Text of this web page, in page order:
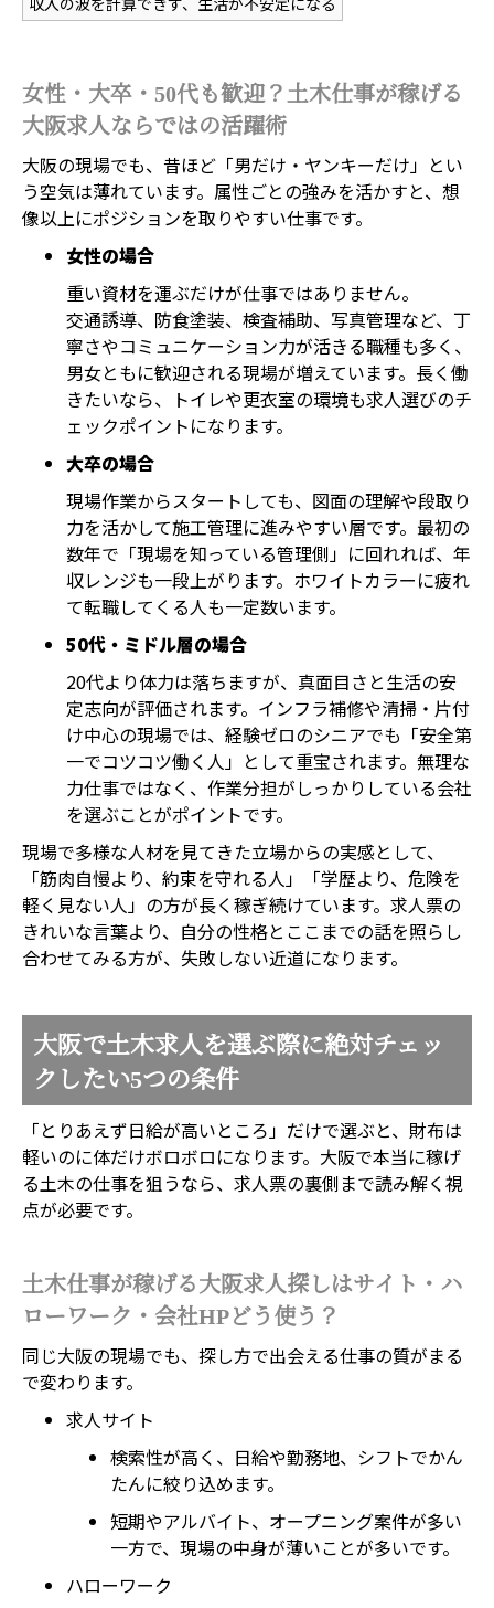
女性・大卒・50代も歓迎？土木仕事が稼げる
大阪求人ならではの活躍術
大阪の現場でも、昔ほど「男だけ・ヤンキーだけ」とい
う空気は薄れています。属性ごとの強みを活かすと、想
像以上にポジションを取りやすい仕事です。
女性の場合
重い資材を運ぶだけが仕事ではありません。
交通誘導、防食塗装、検査補助、写真管理など、丁
寧さやコミュニケーション力が活きる職種も多く、
男女ともに歓迎される現場が増えています。長く働
きたいなら、トイレや更衣室の環境も求人選びのチ
ェックポイントになります。
大卒の場合
現場作業からスタートしても、図面の理解や段取り
力を活かして施工管理に進みやすい層です。最初の
数年で「現場を知っている管理側」に回れれば、年
収レンジも一段上がります。ホワイトカラーに疲れ
て転職してくる人も一定数います。
50代・ミドル層の場合
20代より体力は落ちますが、真面目さと生活の安
定志向が評価されます。インフラ補修や清掃・片付
け中心の現場では、経験ゼロのシニアでも「安全第
一でコツコツ働く人」として重宝されます。無理な
力仕事ではなく、作業分担がしっかりしている会社
を選ぶことがポイントです。
現場で多様な人材を見てきた立場からの実感として、
「筋肉自慢より、約束を守れる人」「学歴より、危険を
軽く見ない人」の方が長く稼ぎ続けています。求人票の
きれいな言葉より、自分の性格とここまでの話を照らし
合わせてみる方が、失敗しない近道になります。
大阪で土木求人を選ぶ際に絶対チェッ
クしたい5つの条件
「とりあえず日給が高いところ」だけで選ぶと、財布は
軽いのに体だけボロボロになります。大阪で本当に稼げ
る土木の仕事を狙うなら、求人票の裏側まで読み解く視
点が必要です。
土木仕事が稼げる大阪求人探しはサイト・ハ
ローワーク・会社HPどう使う？
同じ大阪の現場でも、探し方で出会える仕事の質がまる
で変わります。
求人サイト
検索性が高く、日給や勤務地、シフトでかん
たんに絞り込めます。
短期やアルバイト、オープニング案件が多い
一方で、現場の中身が薄いことが多いです。
ハローワーク